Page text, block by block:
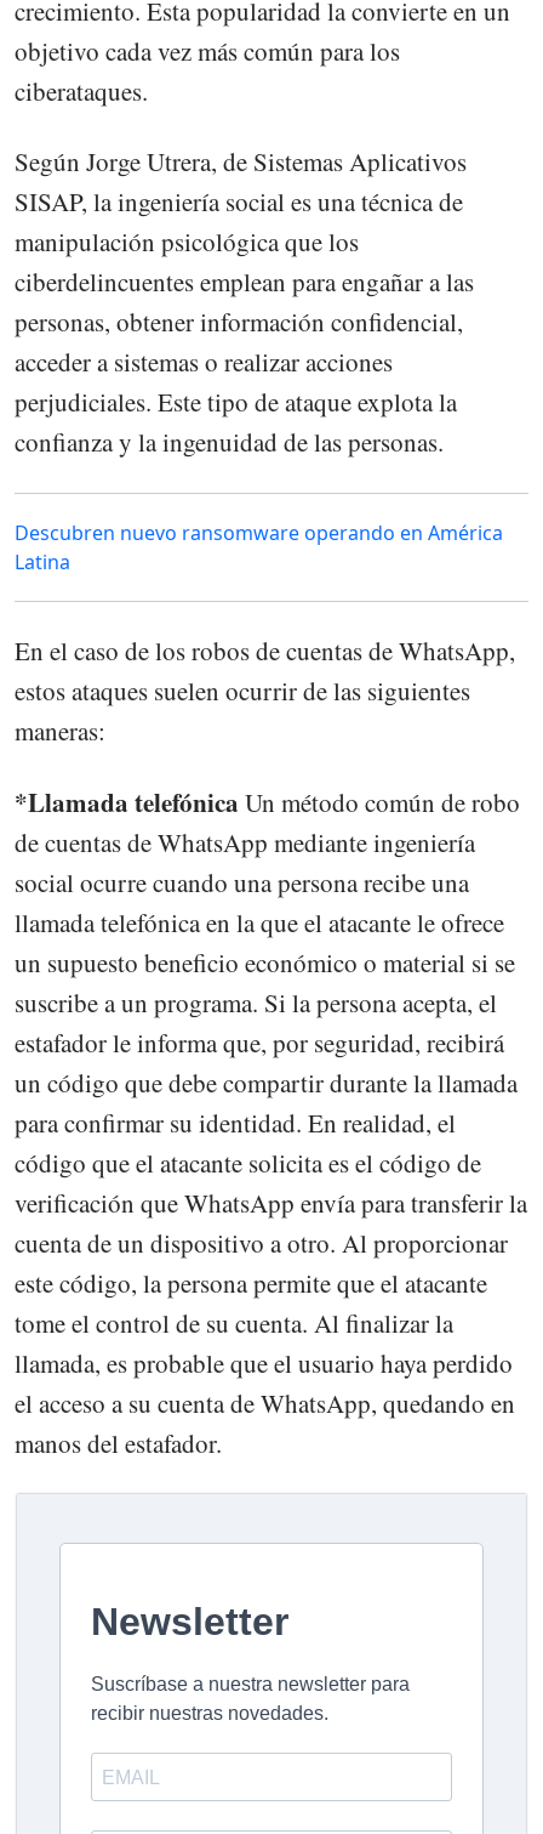
crecimiento. Esta popularidad la convierte en un
objetivo cada vez más común para los
ciberataques.
Según Jorge Utrera, de Sistemas Aplicativos
SISAP, la ingeniería social es una técnica de
manipulación psicológica que los
ciberdelincuentes emplean para engañar a las
personas, obtener información confidencial,
acceder a sistemas o realizar acciones
perjudiciales. Este tipo de ataque explota la
confianza y la ingenuidad de las personas.
Descubren nuevo ransomware operando en América
Latina
En el caso de los robos de cuentas de WhatsApp,
estos ataques suelen ocurrir de las siguientes
maneras:
*Llamada telefónica Un método común de robo
de cuentas de WhatsApp mediante ingeniería
social ocurre cuando una persona recibe una
llamada telefónica en la que el atacante le ofrece
un supuesto beneficio económico o material si se
suscribe a un programa. Si la persona acepta, el
estafador le informa que, por seguridad, recibirá
un código que debe compartir durante la llamada
para confirmar su identidad. En realidad, el
código que el atacante solicita es el código de
verificación que WhatsApp envía para transferir la
cuenta de un dispositivo a otro. Al proporcionar
este código, la persona permite que el atacante
tome el control de su cuenta. Al finalizar la
llamada, es probable que el usuario haya perdido
el acceso a su cuenta de WhatsApp, quedando en
manos del estafador.